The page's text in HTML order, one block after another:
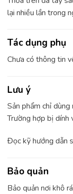
lại nhiều lần trong
Tác dụng phụ
Chưa có thông tin
Lưu ý
Sản phẩm chỉ
Trường hợp bị dính
Đọc kỹ hướng dẫn
Bảo quản
Bảo quản nơi khô